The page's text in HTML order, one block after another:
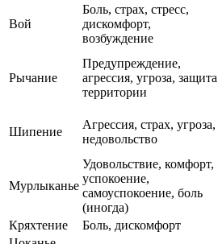
Вой
Боль, страх, стресс,
дискомфорт,
возбуждение
Рычание
Предупреждение,
агрессия, угроза, защита
территории
Шипение
Агрессия, страх, угроза,
недовольство
Мурлыканье
Удовольствие, комфорт,
успокоение,
самоуспокоение, боль
(иногда)
Кряхтение
Боль, дискомфорт